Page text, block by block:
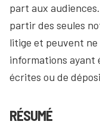
part aux
partir des seules
litige et peuvent ne
informations ayant
écrites ou de
RÉSUMÉ